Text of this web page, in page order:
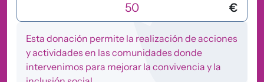
€
Esta donación permite la realización de acciones
y actividades en las comunidades donde
intervenimos para mejorar la convivencia y la